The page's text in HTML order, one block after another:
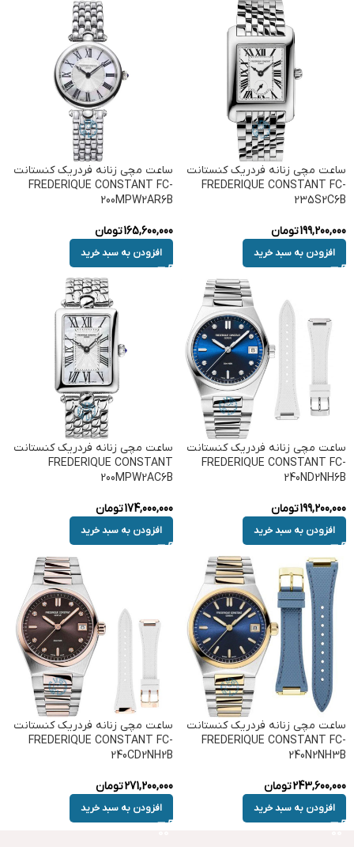
ساعت مچی زنانه فردریک کنستانت
FREDERIQUE CONSTANT FC-
235S2C6B
199,200,000تومان
افزودن به سبد خرید
ساعت مچی زنانه فردریک کنستانت
FREDERIQUE CONSTANT FC-
200MPW2AR6B
165,600,000تومان
افزودن به سبد خرید
ساعت مچی زنانه فردریک کنستانت
FREDERIQUE CONSTANT FC-
240ND2NH6B
199,200,000تومان
افزودن به سبد خرید
ساعت مچی زنانه فردریک کنستانت
FREDERIQUE CONSTANT
200MPW2AC6B
174,000,000تومان
افزودن به سبد خرید
ساعت مچی زنانه فردریک کنستانت
FREDERIQUE CONSTANT FC-
240N2NH3B
243,600,000تومان
افزودن به سبد خرید
ساعت مچی زنانه فردریک کنستانت
FREDERIQUE CONSTANT FC-
240CD2NH2B
271,200,000تومان
افزودن به سبد خرید